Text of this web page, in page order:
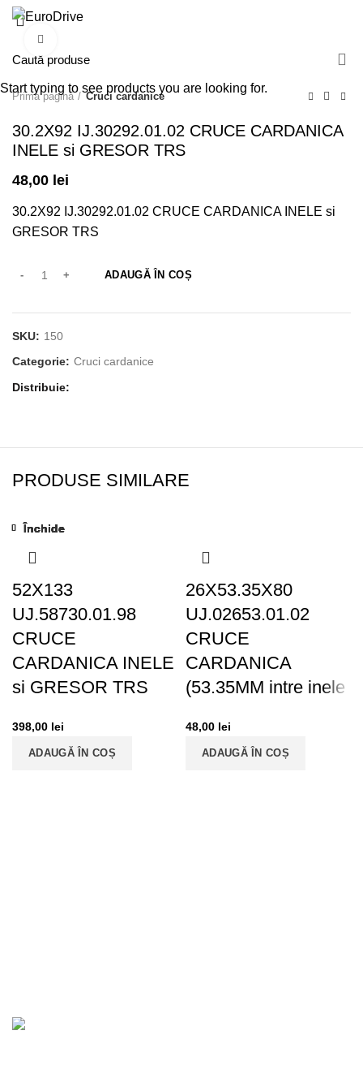
Prima pagină Cruci cardanice
30.2X92 IJ.30292.01.02 CRUCE CARDANICA
INELE si GRESOR TRS
48,00 lei
30.2X92 IJ.30292.01.02 CRUCE CARDANICA INELE si
GRESOR TRS
ADAUGĂ ÎN COȘ
SKU: 150
Categorie: Cruci cardanice
Distribuie
PRODUSE SIMILARE
Închide
52X133
UJ.58730.01.98
CRUCE
CARDANICA INELE
si GRESOR TRS
398,00 lei
ADAUGĂ ÎN COȘ
Închide
26X53.35X80
UJ.02653.01.02
CRUCE
CARDANICA
(53.35MM intre inele
48,00 lei
ADAUGĂ ÎN COȘ
Închide
Închide
Închide
Închide
Închide
Închide
Start typing to see products you are looking for.